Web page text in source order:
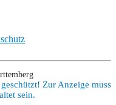
Zur Anzeige muss
sein.